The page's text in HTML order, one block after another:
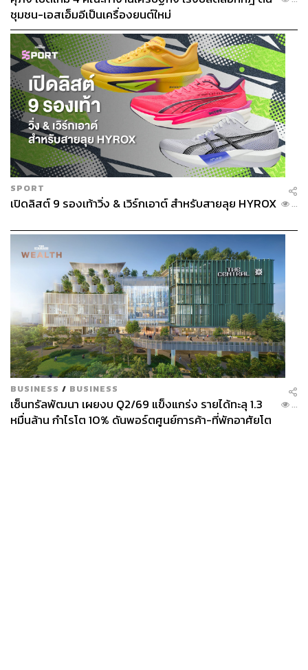
ต่อเดือน
Quintile ที่ 4:รายได้เฉลี่ยต่อเดือนของครัวเรือนอยู่ที่
3.03 หมื่นบาทต่อเดือน ใช้จ่ายน้ำมันดีเซล 1,068.2 บาท
ต่อเดือน
Quintile ที่ 5:รายได้เฉลี่ยต่อเดือนของครัวเรือนอยู่ที่
6.63 หมื่นบาทต่อเดือน ใช้จ่ายน้ำมันดีเซล 473.2 บาท
ต่อเดือน
นอกจากนี้ การอุดหนุนราคาน้ำมันก็จ่อสร้างภาระหนี้ระยะ
ยาวตกแก่ประชาชนทุกคน เนื่องจากเม็ดเงินที่นำมาใช้
อุดหนุนราคาแบบหน้ากระดานจนทำให้กองทุนน้ำมันติดลบ
นั้น ถือเป็นภาระทางการคลัง และมาจากผู้เสียภาษีผู้ใช้น้ำมัน
ทุกคน สะท้อนว่า ประชาชนต้องเป็นผู้จ่ายคืนหนี้นี้ในอนาคต
ด้วยบวกกับ ‘ดอกเบี้ย’
สามารถติดตาม THE STANDARD WEALTH
ผ่านแอปพลิเคชันต่างๆ ที่คุณสะดวกหรือใช้งานอยู่แล้วได้เลย
TAGS: ราคาน้ำมัน ยรรยง ไทยเจริญ
SCB
Energy Shock
เศรษฐกิจไทย
GDP
ชุมชน-เอสเอ็มอีเป็นเครื่องยนต์ใหม่
SPORT
เปิดลิสต์ 9 รองเท้าวิ่ง & เวิร์กเอาต์ สำหรับสายลุย HYROX ...
BUSINESS / BUSINESS
เซ็นทรัลพัฒนา เผยงบ Q2/69 แข็งแกร่ง รายได้ทะลุ 1.3
หมื่นล้าน กำไรโต 10% ดันพอร์ตศูนย์การค้า-ที่พักอาศัยโต
...